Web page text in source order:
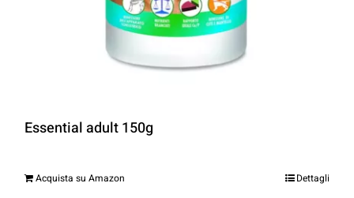
Essential adult 150g
Acquista su Amazon Dettagli